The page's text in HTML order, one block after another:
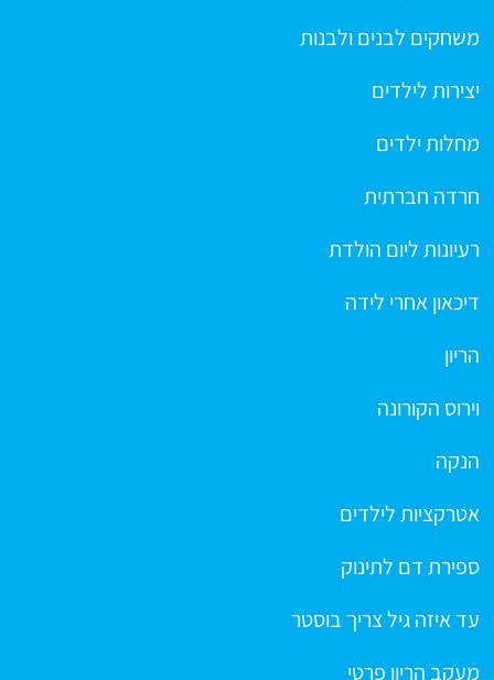
משחקים לבנים ולבנות
יצירות לילדים
מחלות ילדים
חרדה חברתית
רעיונות ליום הולדת
דיכאון אחרי לידה
הריון
וירוס הקורונה
הנקה
אטרקציות לילדים
ספירת דם לתינוק
עד איזה גיל צריך בוסטר
מעקב הריון פרטי